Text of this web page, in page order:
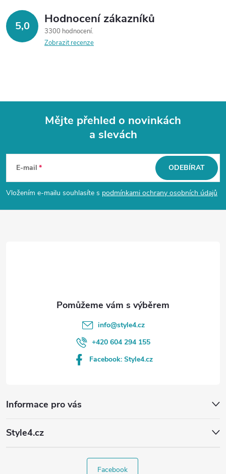
5,0 Hodnocení zákazníků
3300 hodnocení
Zobrazit recenze
p
Mějte přehled o novinkách
a slevách
E-mail
Vložením e-mailu souhlasíte s podmínkami ochrany osobních údajů
ODEBÍRAT
Informace pro vás
Style4.cz
info@style4.cz
+420 604 294 155
Facebook: Style4.cz
Facebook